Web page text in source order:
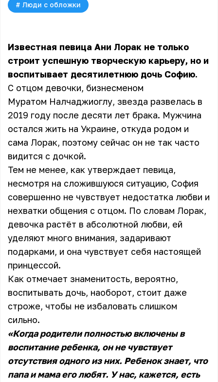
# Люди с обложки
Известная певица Ани Лорак не только
строит успешную творческую карьеру, но и
воспитывает десятилетнюю дочь Софию.
С отцом девочки, бизнесменом
Муратом Налчаджиоглу, звезда развелась в
2019 году после десяти лет брака. Мужчина
остался жить на Украине, откуда родом и
сама Лорак, поэтому сейчас он не так часто
видится с дочкой.
Тем не менее, как утверждает певица,
несмотря на сложившуюся ситуацию, София
совершенно не чувствует недостатка любви и
нехватки общения с отцом. По словам Лорак,
девочка растёт в абсолютной любви, ей
уделяют много внимания, задаривают
подарками, и она чувствует себя настоящей
принцессой.
Как отмечает знаменитость, вероятно,
воспитывать дочь, наоборот, стоит даже
строже, чтобы не избаловать слишком
сильно.
«Когда родители полностью включены в
воспитание ребенка, он не чувствует
отсутствия одного из них. Ребенок знает, что
папа и мама его любят. У нас, кажется, есть